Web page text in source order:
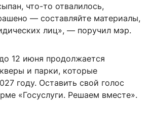
что-то отвалилось,
— составляйте материалы,
лиц», — поручил мэр.
12 июня продолжается
и парки, которые
году. Оставить свой голос
«Госуслуги. Решаем вместе».